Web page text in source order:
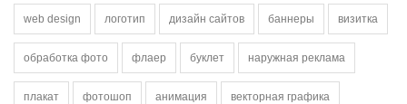
web design логотип дизайн сайтов баннеры визитка
обработка фото флаер буклет наружная реклама
плакат фотошоп анимация векторная графика